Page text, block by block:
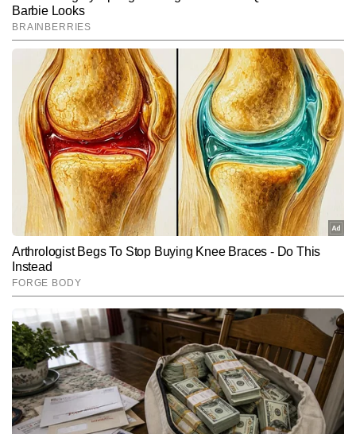
A post shared by Ashish Ahuja | Indian in the US 🇺🇸 (No filters) (@ashishahuja.usa)
पंकज यादव टाइम्स नाउ नवभारत डिजिटल में वायरल और ट्रेंडिंग कंटेंट तैयार करते
हैं। कंटेंट राइटिंग में 6 वर्षों का अनुभव रखने वाले पंकज सोशल मीडिया ट्रेंड्स,
ह्यूमन इंटरेस्ट और ऑफबीट न्यूज दिलचस्प और यूजर-फ्रेंडली अंदाज में लिखने में
माहिर हैं और अबतक आठ हजार से अधिक कंटेंट प्रकाशित कर चुके हैं।
और पढ़ें
Follow Us:
Subscribe to our daily Newsletter!
SUBMIT